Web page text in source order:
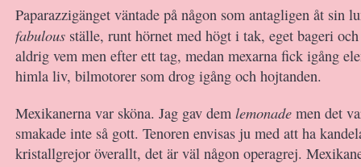
Paparazzigänget väntade på någon som antagligen åt sin
fabulous ställe, runt hörnet med högt i tak, eget bageri
aldrig vem men efter ett tag, medan mexarna fick igång
himla liv, bilmotorer som drog igång och hojtanden.
Mexikanerna var sköna. Jag gav dem lemonade men det
smakade inte så gott. Tenoren envisas ju med att ha
kristallgrejor överallt, det är väl någon operagrej.